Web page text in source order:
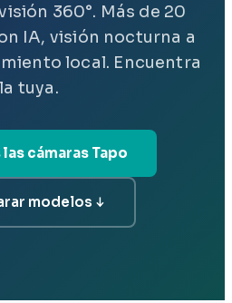
360°. Más de 20
IA, visión nocturna a
local. Encuentra
la tuya.
cámaras Tapo
modelos ↓